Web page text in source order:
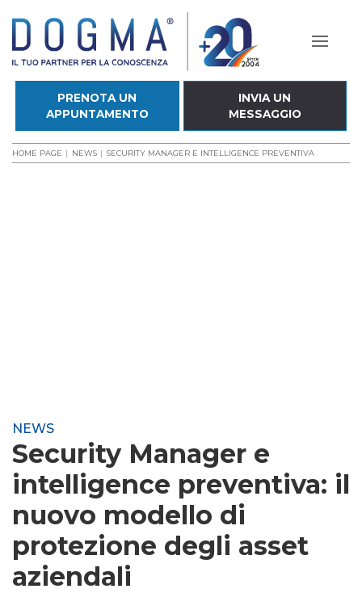
PRENOTA UN
APPUNTAMENTO
INVIA UN
MESSAGGIO
HOME PAGE NEWS SECURITY MANAGER E INTELLIGENCE PREVENTIVA
NEWS
Security Manager e
intelligence preventiva: il
nuovo modello di
protezione degli asset
aziendali